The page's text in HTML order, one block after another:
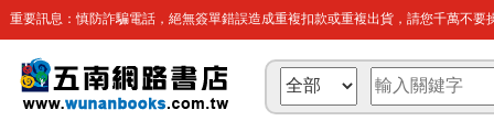
重要訊息：慎防詐騙電話，絕無簽單錯誤造成重複扣款或重複出貨，請您千萬不要